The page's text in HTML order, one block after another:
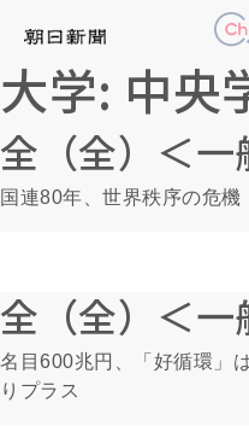
大学: 中央
全（全）＜一
国連80年、世界秩序の危
全（全）＜一
名目600兆円、「好循環」
りプラス